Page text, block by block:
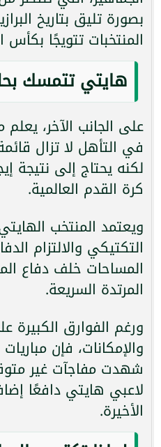
بصورة تليق بتاريخ
المنتخبات تتويجًا بكأس
هايتي تتمسك
على الجانب الآخر،
في التأهل لا تزال
لكنه يحتاج إلى نتيجة
كرة القدم العالمية.
ويعتمد المنتخب
التكتيكي والالتزام
المساحات خلف دفاع
المرتدة السريعة.
ورغم الفوارق الكبيرة
والإمكانات، فإن
شهدت مفاجآت غير
لاعبي هايتي دافعًا
الأخيرة.